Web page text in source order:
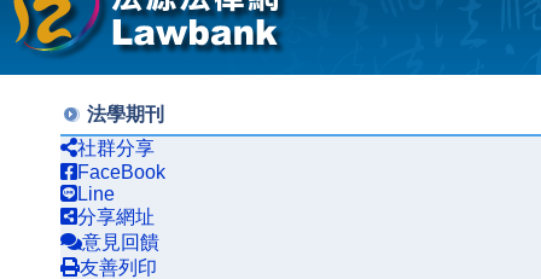
法學期刊
社群分享
FaceBook
Line
分享網址
意見回饋
友善列印